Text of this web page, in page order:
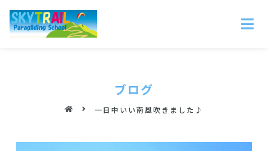
ブログ
一日中いい南風吹きました♪